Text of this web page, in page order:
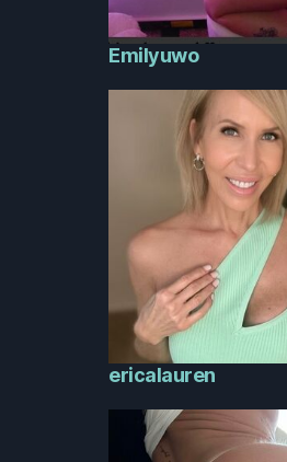
Emilyuwo
ericalauren